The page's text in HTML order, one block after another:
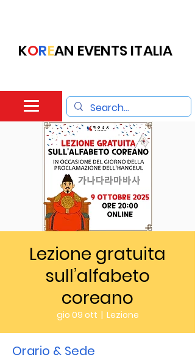
KOREAN EVENTS ITALIA
Lezione gratuita
sull’alfabeto
coreano
gio 09 ott
  |
Lezione
Orario & Sede